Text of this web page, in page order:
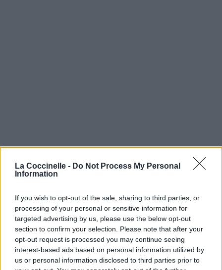
La Coccinelle - Do Not Process My Personal
Information
If you wish to opt-out of the sale, sharing to third parties, or
processing of your personal or sensitive information for
targeted advertising by us, please use the below opt-out
section to confirm your selection. Please note that after your
opt-out request is processed you may continue seeing
interest-based ads based on personal information utilized by
us or personal information disclosed to third parties prior to